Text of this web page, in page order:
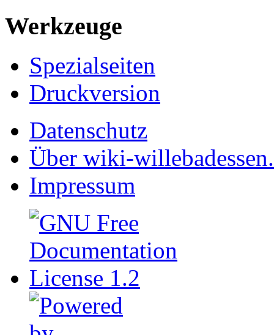
Werkzeuge
Spezialseiten
Druckversion
Datenschutz
Über wiki-
Impressum